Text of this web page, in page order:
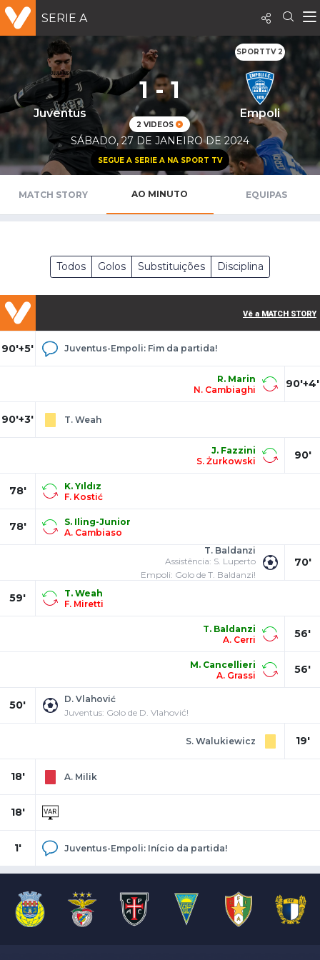
SERIE A
SPORTTV 2
Juventus
1 - 1
2 VIDEOS
Empoli
SÁBADO, 27 DE JANEIRO DE 2024
SEGUE A SERIE A NA SPORT TV
MATCH STORY AO MINUTO EQUIPAS
Todos Golos Substituições Disciplina
Vê a MATCH STORY
90'+5' Juventus-Empoli: Fim da partida!
90'+4'
R. Marin
N. Cambiaghi
90'+3' T. Weah
90'
J. Fazzini
S. Żurkowski
78'
K. Yıldız
F. Kostić
78'
S. Iling-Junior
A. Cambiaso
70'
T. Baldanzi
Assistência: S. Luperto
Empoli: Golo de T. Baldanzi!
59'
T. Weah
F. Miretti
56'
T. Baldanzi
A. Cerri
56'
M. Cancellieri
A. Grassi
50'
D. Vlahović
Juventus: Golo de D. Vlahović!
19'
S. Walukiewicz
18' A. Milik
18'
1' Juventus-Empoli: Início da partida!